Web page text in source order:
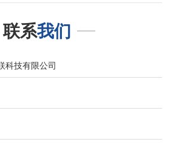
联系我们
科技有限公司